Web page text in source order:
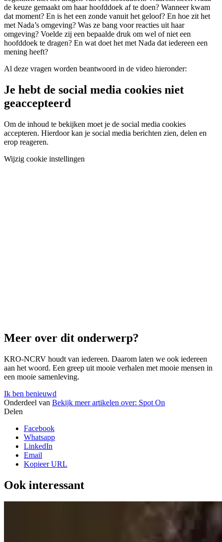
de keuze gemaakt om haar hoofddoek af te doen? Wanneer kwam
dat moment? En is het een zonde vanuit het geloof? En hoe zit het
met Nada’s omgeving? Was ze bang voor reacties uit haar
omgeving? Voelde zij een bepaalde druk om wel of niet een
hoofddoek te dragen? En wat doet het met Nada dat iedereen een
mening heeft?
Al deze vragen worden beantwoord in de video hieronder:
Je hebt de social media cookies niet
geaccepteerd
Om de inhoud te bekijken moet je de social media cookies
accepteren. Hierdoor kan je social media berichten zien, delen en
erop reageren.
Wijzig cookie instellingen
Meer over dit onderwerp?
KRO-NCRV houdt van iedereen. Daarom laten we ook iedereen
aan het woord. Een greep uit mooie verhalen met mooie mensen in
een mooie samenleving.
Ik ben benieuwd
Onderdeel van Bekijk meer artikelen over: Spot On
Delen
Facebook
Whatsapp
LinkedIn
Email
Kopieer URL
Ook interessant